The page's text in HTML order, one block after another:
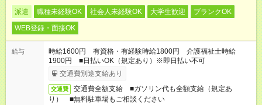
派遣 職種未経験OK 社会人未経験OK 大学生歓迎
ブランクOK
WEB登録・面接OK
給与
時給1600円 有資格・有経験時給1800円 介護福祉士時給
1900円 ■日払いOK（規定あり）※即日払い不可
交通費別途支給あり
交通費
交通費全額支給 ■ガソリン代も全額支給（規定あ
り） ■無料駐車場もご相談ください